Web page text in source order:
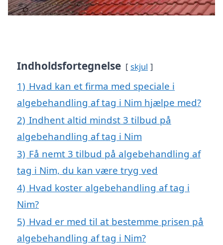
Indholdsfortegnelse skjul
1) Hvad kan et firma med speciale i
algebehandling af tag i Nim hjælpe med?
2) Indhent altid mindst 3 tilbud på
algebehandling af tag i Nim
3) Få nemt 3 tilbud på algebehandling af
tag i Nim, du kan være tryg ved
4) Hvad koster algebehandling af tag i
Nim?
5) Hvad er med til at bestemme prisen på
algebehandling af tag i Nim?